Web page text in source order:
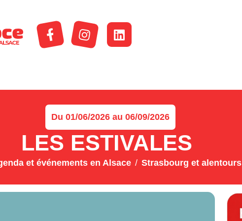
Du 01/06/2026 au 06/09/2026
LES ESTIVALES
et événements en Alsace Strasbourg et alentours